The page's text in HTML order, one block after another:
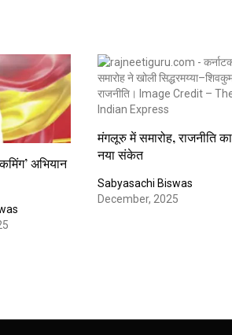
अभियान
मंगलूरु में समारोह, राजनीति का
नया संकेत
Sabyasachi Biswas
December, 2025